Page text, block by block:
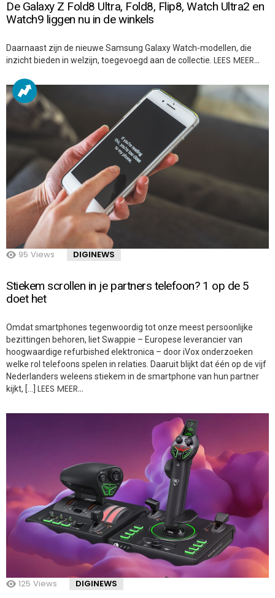
De Galaxy Z Fold8 Ultra, Fold8, Flip8, Watch Ultra2 en
Watch9 liggen nu in de winkels
Daarnaast zijn de nieuwe Samsung Galaxy Watch-modellen, die
inzicht bieden in welzijn, toegevoegd aan de collectie. LEES MEER…
95 Views DIGINEWS
Stiekem scrollen in je partners telefoon? 1 op de 5
doet het
Omdat smartphones tegenwoordig tot onze meest persoonlijke
bezittingen behoren, liet Swappie – Europese leverancier van
hoogwaardige refurbished elektronica – door iVox onderzoeken
welke rol telefoons spelen in relaties. Daaruit blijkt dat één op de vijf
Nederlanders weleens stiekem in de smartphone van hun partner
kijkt, […] LEES MEER…
125 Views DIGINEWS